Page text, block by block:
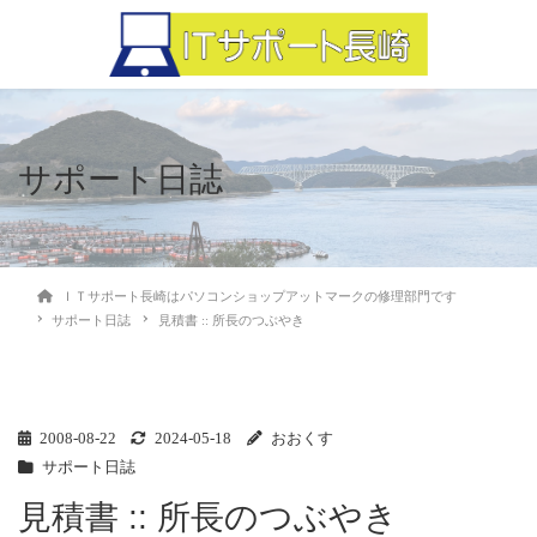
サポート日誌
ＩＴサポート長崎はパソコンショップアットマークの修理部門です
サポート日誌
見積書 :: 所長のつぶやき
2008-08-22 2024-05-18
おおくす
サポート日誌
見積書 :: 所長のつぶやき